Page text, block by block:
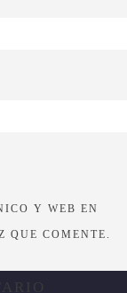
Y WEB EN
QUE COMENTE.